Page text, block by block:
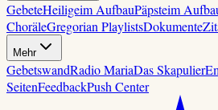
GebeteHeiligeim AufbauPäpsteim
ChoräleGregorian PlaylistsDokumente
Mehr
GebetswandRadio MariaDas Skapulier
SeitenFeedbackPush Center